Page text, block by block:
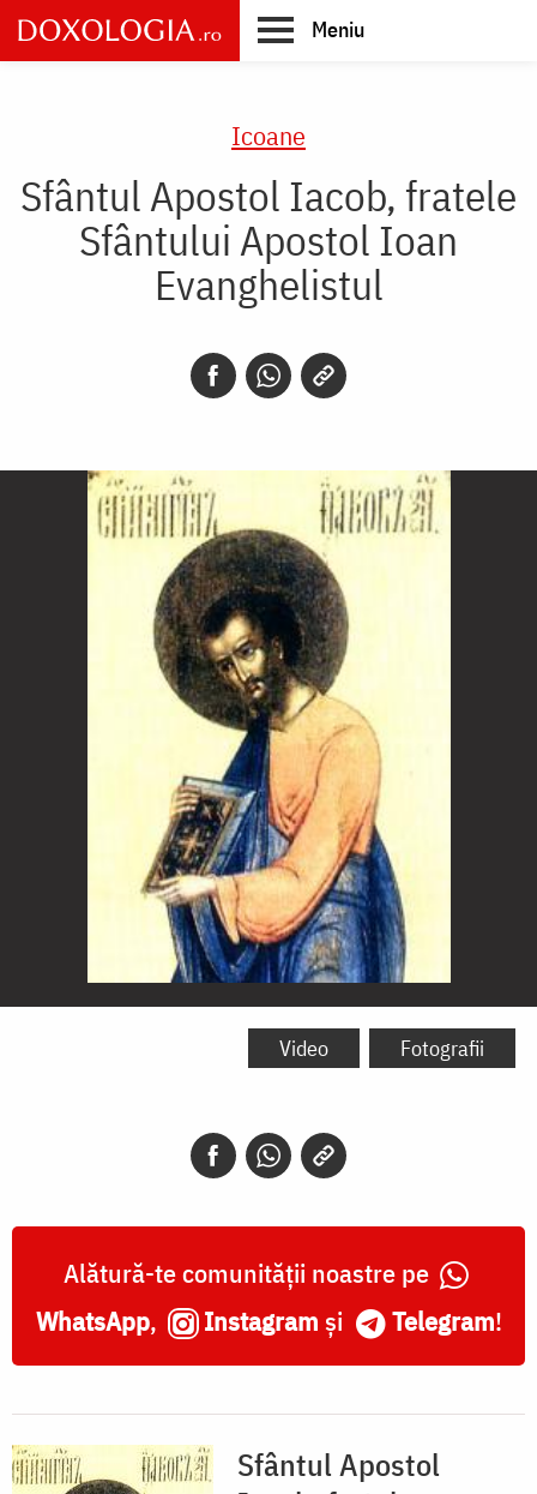
Skip
to
main
Meniu
Icoane
Sfântul Apostol Iacob, fratele
Sfântului Apostol Ioan
Evanghelistul
Sfântul
Video Fotografii
Alătură-te comunității noastre pe
WhatsApp, Instagram și Telegram!
Sfântul Apostol